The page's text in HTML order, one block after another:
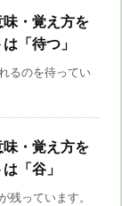
・覚え方を
「待つ」
るのを待ってい
・覚え方を
「谷」
残っています。